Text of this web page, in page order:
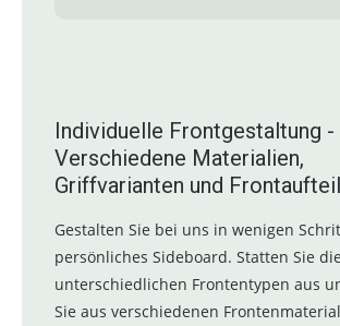
Individuelle Frontgestaltung -
Verschiedene Materialien,
Griffvarianten und
Gestalten Sie bei uns in wenigen
persönliches Sideboard. Statten Sie
unterschiedlichen Frontentypen aus
Sie aus verschiedenen